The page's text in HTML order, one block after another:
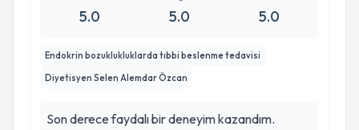
5.0 5.0 5.0
Endokrin bozuklukluklarda tıbbi beslenme tedavisi
Diyetisyen Selen Alemdar Özcan
Son derece faydalı bir deneyim kazandım.